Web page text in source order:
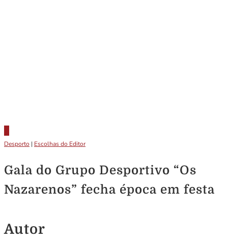
Desporto | Escolhas do Editor
Gala do Grupo Desportivo “Os
Nazarenos” fecha época em festa
Autor